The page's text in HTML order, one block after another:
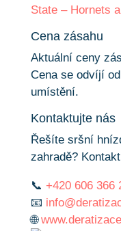
State – Hornets
Cena zásahu
Aktuální ceny
Cena se odvíjí
umístění.
Kontaktujte nás
Řešíte sršní
zahradě?
📞 +420 606 366
📧
🌐